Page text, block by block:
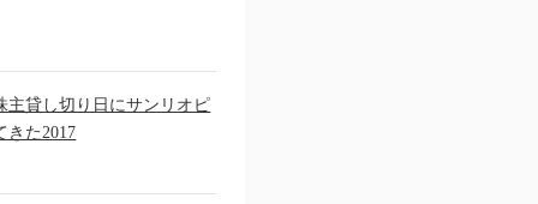
主貸し切り日にサンリオピ
きた2017